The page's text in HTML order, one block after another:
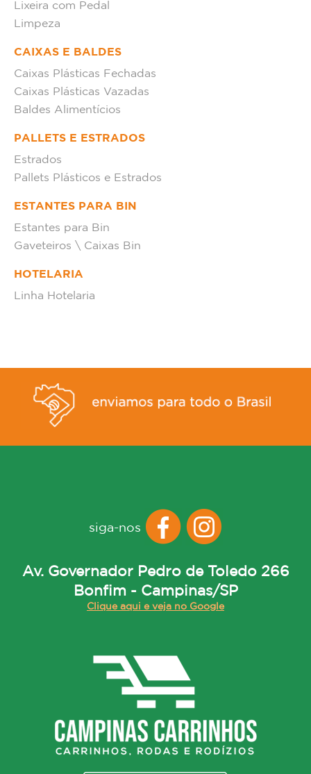
Lixeira com Pedal
Limpeza
CAIXAS E BALDES
Caixas Plásticas Fechadas
Caixas Plásticas Vazadas
Baldes Alimentícios
PALLETS E ESTRADOS
Estrados
Pallets Plásticos e Estrados
ESTANTES PARA BIN
Estantes para Bin
Gaveteiros \ Caixas Bin
HOTELARIA
Linha Hotelaria
siga-nos
Av. Governador Pedro de Toledo 266
Bonfim - Campinas/SP
Clique aqui e veja no Google